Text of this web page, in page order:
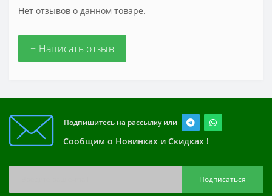
Нет отзывов о данном товаре.
+ Написать отзыв
Подпишитесь на рассылку или
Сообщим о Новинках и Скидках !
Подписаться